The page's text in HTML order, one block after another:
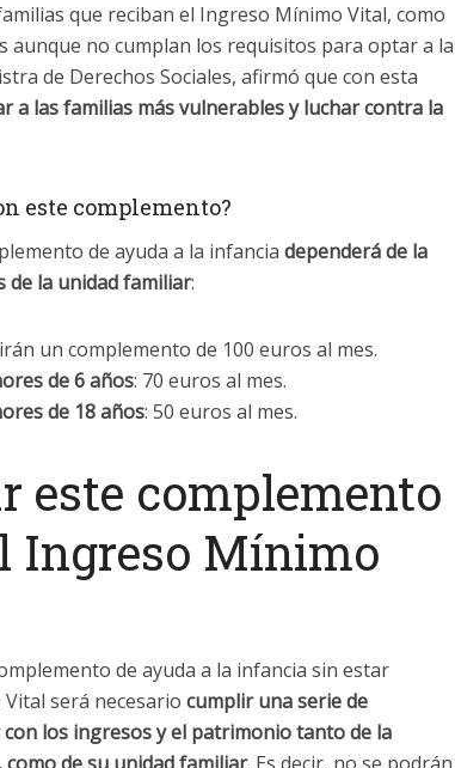
que reciban el Ingreso Mínimo Vital, como
aunque no cumplan los requisitos para optar a la
de Derechos Sociales, afirmó que con esta
a las familias más vulnerables y luchar contra la
este complemento?
de ayuda a la infancia dependerá de la
de la unidad familiar:
un complemento de 100 euros al mes.
de 6 años: 70 euros al mes.
de 18 años: 50 euros al mes.
este complemento
Ingreso Mínimo
de ayuda a la infancia sin estar
será necesario cumplir una serie de
los ingresos y el patrimonio tanto de la